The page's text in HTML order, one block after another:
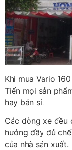
Khi mua Vario
Tiến mọi sản
hay bán sỉ.
Các dòng xe đều
hưởng đầy đủ
của nhà sản xuất.